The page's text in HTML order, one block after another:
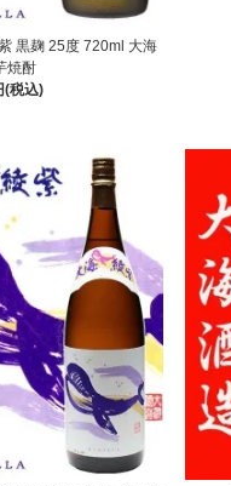
黒麹 25度 720ml 大海
焼酎
(税込)